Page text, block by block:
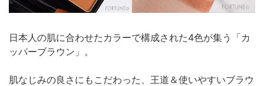
日本人の肌に合わせたカラーで構成された4色が集う「カ
ッパーブラウン」。
肌なじみの良さにもこだわった、王道＆使いやすいブラウ